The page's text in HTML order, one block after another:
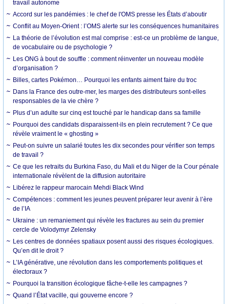
travail autonome
Accord sur les pandémies : le chef de l'OMS presse les États d’aboutir
Conflit au Moyen-Orient : l’OMS alerte sur les conséquences humanitaires
La théorie de l’évolution est mal comprise : est-ce un problème de langue,
de vocabulaire ou de psychologie ?
Les ONG à bout de souffle : comment réinventer un nouveau modèle
d’organisation ?
Billes, cartes Pokémon… Pourquoi les enfants aiment faire du troc
Dans la France des outre-mer, les marges des distributeurs sont-elles
responsables de la vie chère ?
Plus d’un adulte sur cinq est touché par le handicap dans sa famille
Pourquoi des candidats disparaissent-ils en plein recrutement ? Ce que
révèle vraiment le « ghosting »
Peut-on suivre un salarié toutes les dix secondes pour vérifier son temps
de travail ?
Ce que les retraits du Burkina Faso, du Mali et du Niger de la Cour pénale
internationale révèlent de la diffusion autoritaire
Libérez le rappeur marocain Mehdi Black Wind
Compétences : comment les jeunes peuvent préparer leur avenir à l’ère
de l’IA
Ukraine : un remaniement qui révèle les fractures au sein du premier
cercle de Volodymyr Zelensky
Les centres de données spatiaux posent aussi des risques écologiques.
Qu’en dit le droit ?
L’IA générative, une révolution dans les comportements politiques et
électoraux ?
Pourquoi la transition écologique fâche-t-elle les campagnes ?
Quand l’État vacille, qui gouverne encore ?